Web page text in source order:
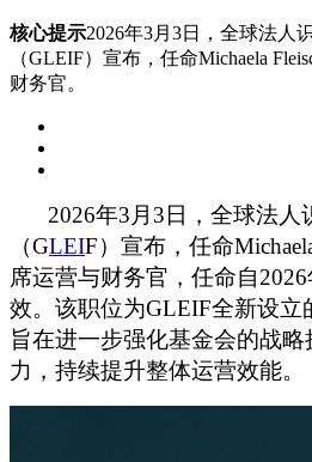
核心提示2026年3月3日，全球法人
（GLEIF）宣布，任命Michaela
财务官。
2026年3 月 3日，全球法人
（GLEIF）宣布，任命
席运营与财务官，任命自2026
效。该职位为GLEIF全新设立
旨在进一步强化基金会的战
力，持续提升整体运营效能。